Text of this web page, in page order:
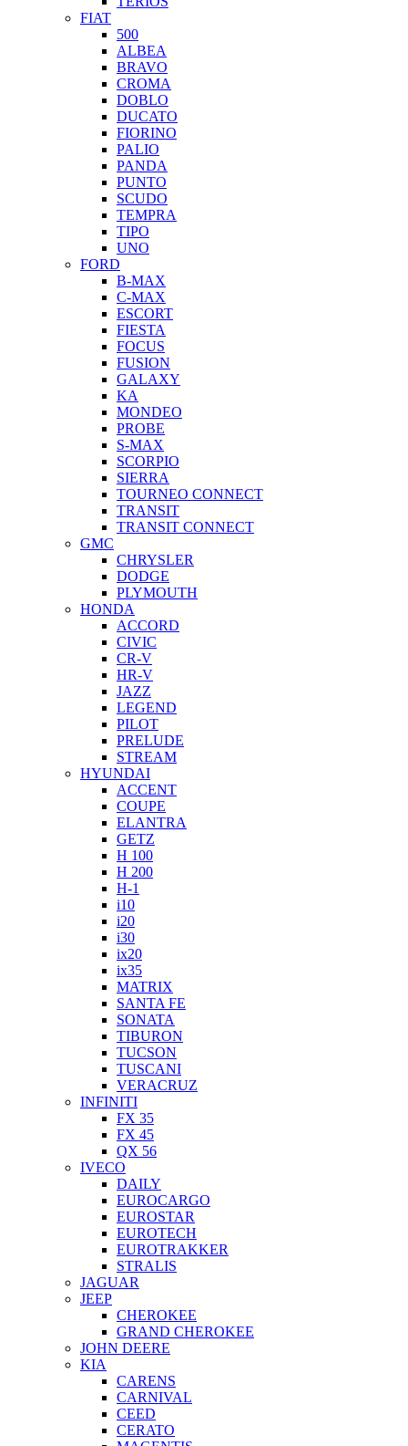
FIAT
500
ALBEA
BRAVO
CROMA
DOBLO
DUCATO
FIORINO
PALIO
PANDA
PUNTO
SCUDO
TEMPRA
TIPO
UNO
FORD
B-MAX
C-MAX
ESCORT
FIESTA
FOCUS
FUSION
GALAXY
KA
MONDEO
PROBE
S-MAX
SCORPIO
SIERRA
TOURNEO CONNECT
TRANSIT
TRANSIT CONNECT
GMC
CHRYSLER
DODGE
PLYMOUTH
HONDA
ACCORD
CIVIC
CR-V
HR-V
JAZZ
LEGEND
PILOT
PRELUDE
STREAM
HYUNDAI
ACCENT
COUPE
ELANTRA
GETZ
H 100
H 200
H-1
i10
i20
i30
ix20
ix35
MATRIX
SANTA FE
SONATA
TIBURON
TUCSON
TUSCANI
VERACRUZ
INFINITI
FX 35
FX 45
QX 56
IVECO
DAILY
EUROCARGO
EUROSTAR
EUROTECH
EUROTRAKKER
STRALIS
JAGUAR
JEEP
CHEROKEE
GRAND CHEROKEE
JOHN DEERE
KIA
CARENS
CARNIVAL
CEED
CERATO